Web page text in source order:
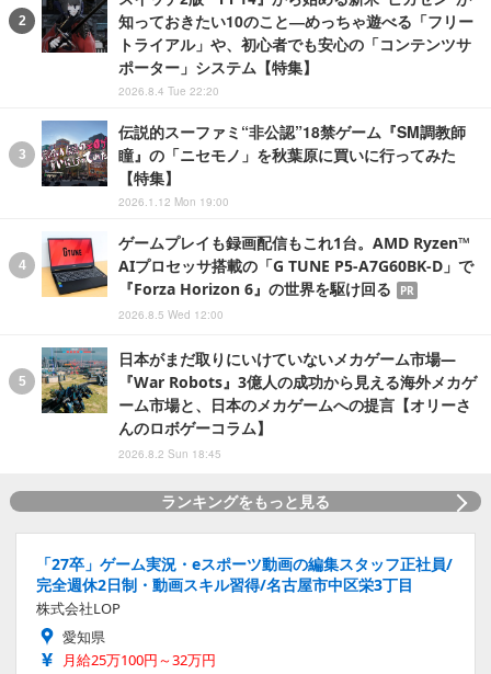
知っておきたい10のこと―めっちゃ遊べる「フリー
トライアル」や、初心者でも安心の「コンテンツサ
ポーター」システム【特集】
2026.8.4 Tue 22:20
伝説的スーファミ“非公認”18禁ゲーム『SM調教師
瞳』の「ニセモノ」を秋葉原に買いに行ってみた
【特集】
2026.1.12 Mon 19:00
ゲームプレイも録画配信もこれ1台。AMD Ryzen™
AIプロセッサ搭載の「G TUNE P5-A7G60BK-D」で
『Forza Horizon 6』の世界を駆け回る
PR
2026.8.5 Wed 12:00
日本がまだ取りにいけていないメカゲーム市場―
『War Robots』3億人の成功から見える海外メカゲ
ーム市場と、日本のメカゲームへの提言【オリーさ
んのロボゲーコラム】
2026.8.2 Sun 18:45
ランキングをもっと見る
「27卒」ゲーム実況・eスポーツ動画の編集スタッフ正社員/
完全週休2日制・動画スキル習得/名古屋市中区栄3丁目
株式会社LOP
愛知県
月給25万100円～32万円